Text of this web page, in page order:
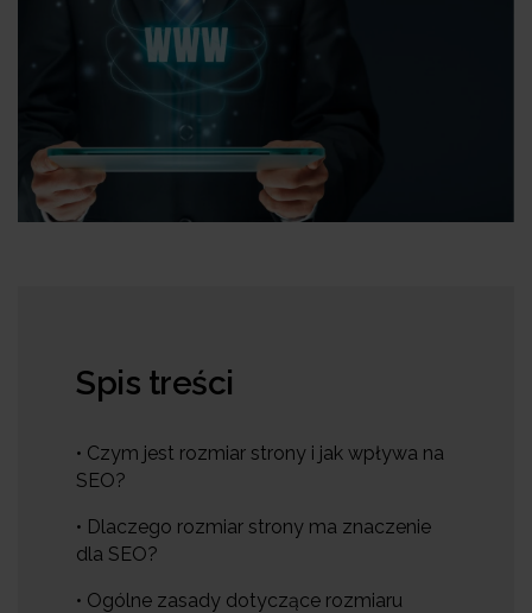
Spis treści
• Czym jest rozmiar strony i jak wpływa na
SEO?
• Dlaczego rozmiar strony ma znaczenie
dla SEO?
• Ogólne zasady dotyczące rozmiaru